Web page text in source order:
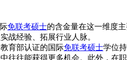
免联考硕士的含金量在这一维度
战经验、拓展行业人脉。
育部认证的国际免联考硕士学位
往往能获得更多机会。此外，